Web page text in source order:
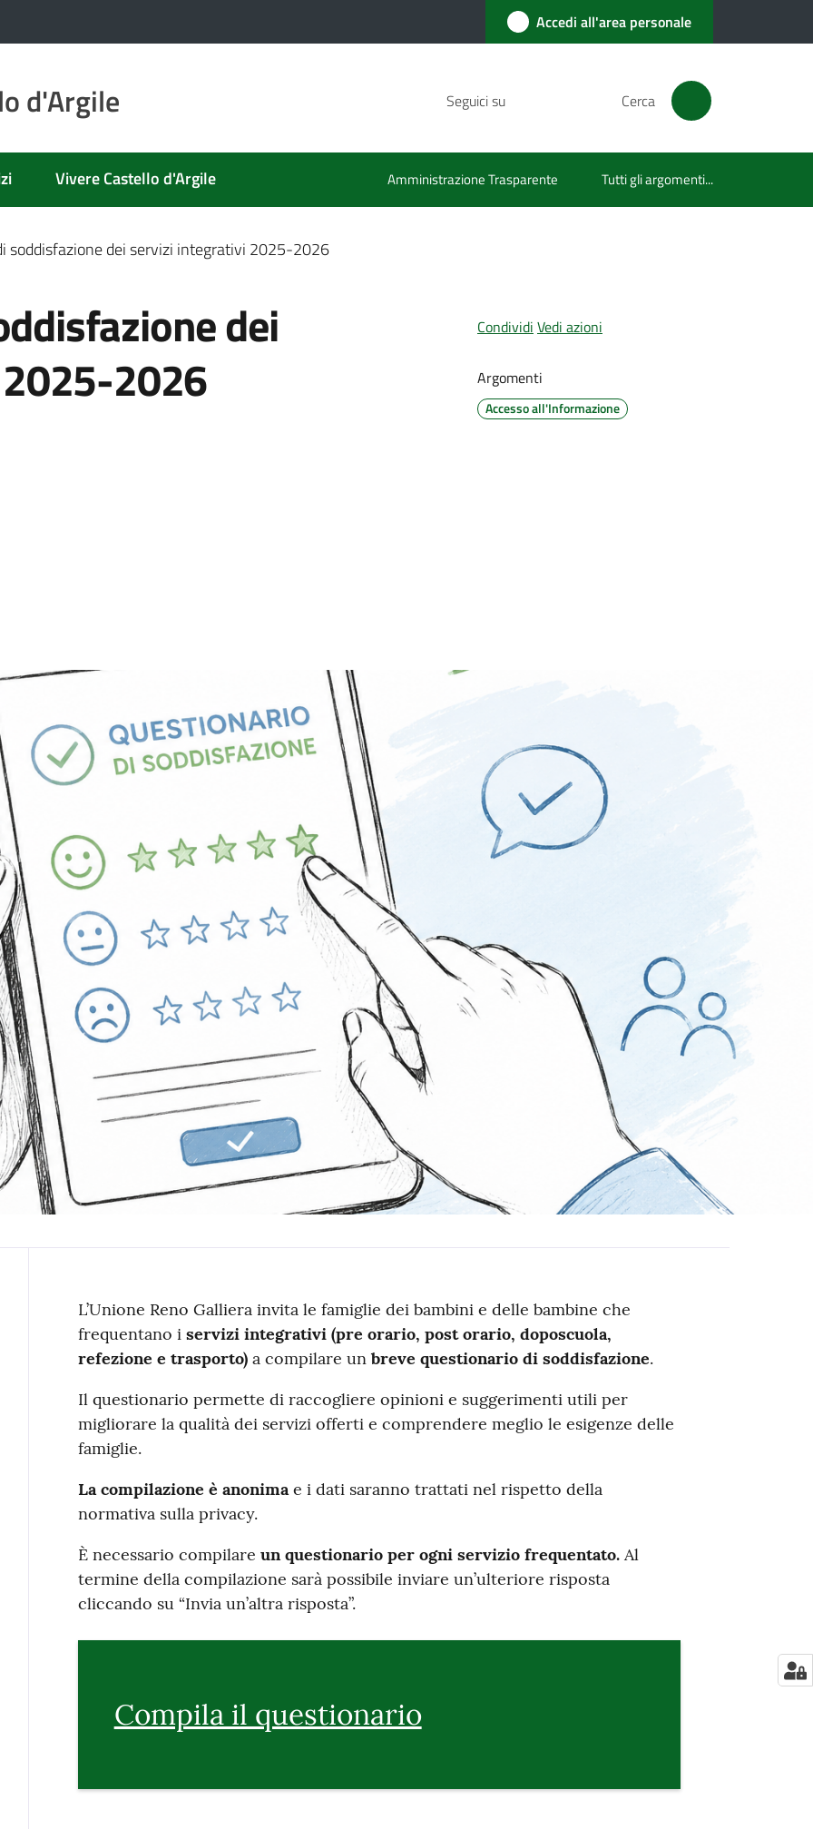
Accedi all'area personale
d'Argile Seguici su Cerca
Vivere Castello d'Argile Amministrazione Trasparente Tutti gli argomenti...
soddisfazione dei servizi integrativi 2025-2026
dei
2026
Condividi Vedi azioni
Argomenti
Accesso all'Informazione
Contenuto
L’Unione Reno Galliera invita le famiglie dei bambini e delle bambine che
frequentano i servizi integrativi (pre orario, post orario, doposcuola,
refezione e trasporto)a compilare un breve questionario di soddisfazione.
Il questionario permette di raccogliere opinioni e suggerimenti utili per
migliorare la qualità dei servizi offerti e comprendere meglio le esigenze delle
famiglie.
La compilazione è anonimae i dati saranno trattati nel rispetto della
normativa sulla privacy.
È necessario compilare un questionario per ogni servizio frequentato.Al
termine della compilazione sarà possibile inviare un’ulteriore risposta
cliccando su “Invia un’altra risposta”.
Compila il questionario